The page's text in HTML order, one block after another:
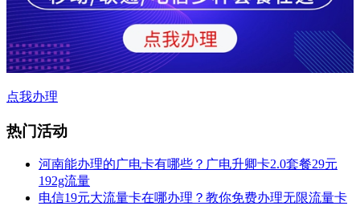
点我办理
热门活动
河南能办理的广电卡有哪些？广电升卿卡2.0套餐29元
192g流量
电信19元大流量卡在哪办理？教你免费办理无限流量卡